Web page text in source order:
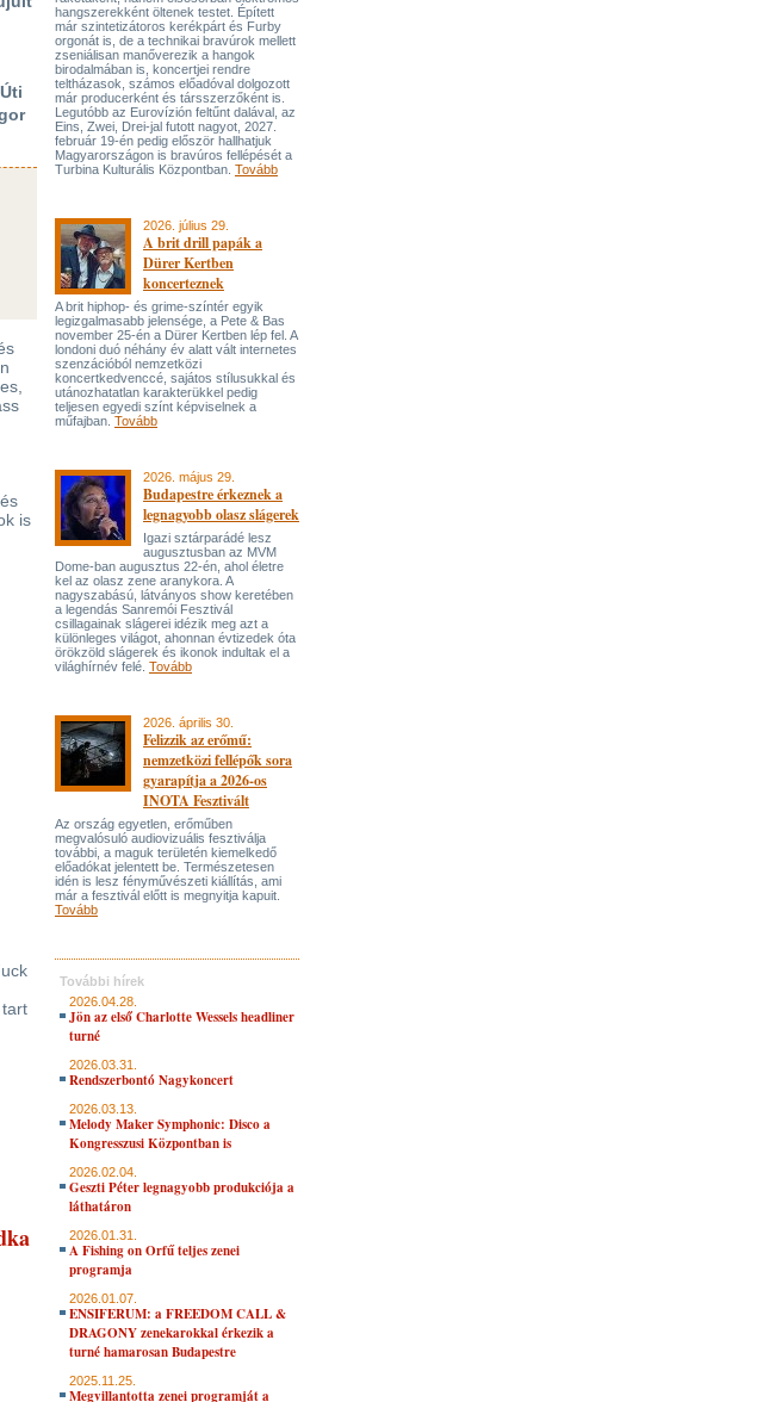
is
hangszerekként öltenek testet. Épített
már szintetizátoros kerékpárt és Furby
orgonát is, de a technikai bravúrok mellett
zseniálisan manőverezik a hangok
birodalmában is, koncertjei rendre
teltházasok, számos előadóval dolgozott
már producerként és társszerzőként is.
Legutóbb az Eurovízión feltűnt dalával, az
Eins, Zwei, Drei-jal futott nagyot, 2027.
február 19-én pedig először hallhatjuk
Magyarországon is bravúros fellépését a
Turbina Kulturális Központban. Tovább
2026. július 29.
A brit drill papák a
Dürer Kertben
koncerteznek
A brit hiphop- és grime-színtér egyik
legizgalmasabb jelensége, a Pete & Bas
november 25-én a Dürer Kertben lép fel. A
londoni duó néhány év alatt vált internetes
szenzációból nemzetközi
koncertkedvenccé, sajátos stílusukkal és
utánozhatatlan karakterükkel pedig
teljesen egyedi színt képviselnek a
műfajban. Tovább
2026. május 29.
Budapestre érkeznek a
legnagyobb olasz slágerek
Igazi sztárparádé lesz
augusztusban az MVM
Dome-ban augusztus 22-én, ahol életre
kel az olasz zene aranykora. A
nagyszabású, látványos show keretében
a legendás Sanremói Fesztivál
csillagainak slágerei idézik meg azt a
különleges világot, ahonnan évtizedek óta
örökzöld slágerek és ikonok indultak el a
világhírnév felé. Tovább
2026. április 30.
Felizzik az erőmű:
nemzetközi fellépők sora
gyarapítja a 2026-os
INOTA Fesztivált
Az ország egyetlen, erőműben
megvalósuló audiovizuális fesztiválja
további, a maguk területén kiemelkedő
előadókat jelentett be. Természetesen
idén is lesz fényművészeti kiállítás, ami
már a fesztivál előtt is megnyitja kapuit.
Tovább
További hírek
2026.04.28.
Jön az első Charlotte Wessels headliner
turné
2026.03.31.
Rendszerbontó Nagykoncert
2026.03.13.
Melody Maker Symphonic: Disco a
Kongresszusi Központban is
2026.02.04.
Geszti Péter legnagyobb produkciója a
láthatáron
2026.01.31.
A Fishing on Orfű teljes zenei
programja
2026.01.07.
ENSIFERUM: a FREEDOM CALL &
DRAGONY zenekarokkal érkezik a
turné hamarosan Budapestre
2025.11.25.
Megvillantotta zenei programját a